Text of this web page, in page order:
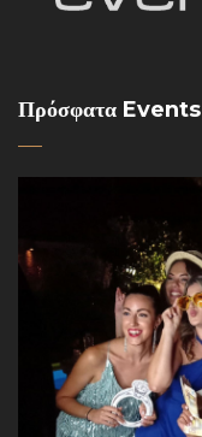
Πρόσφατα Events